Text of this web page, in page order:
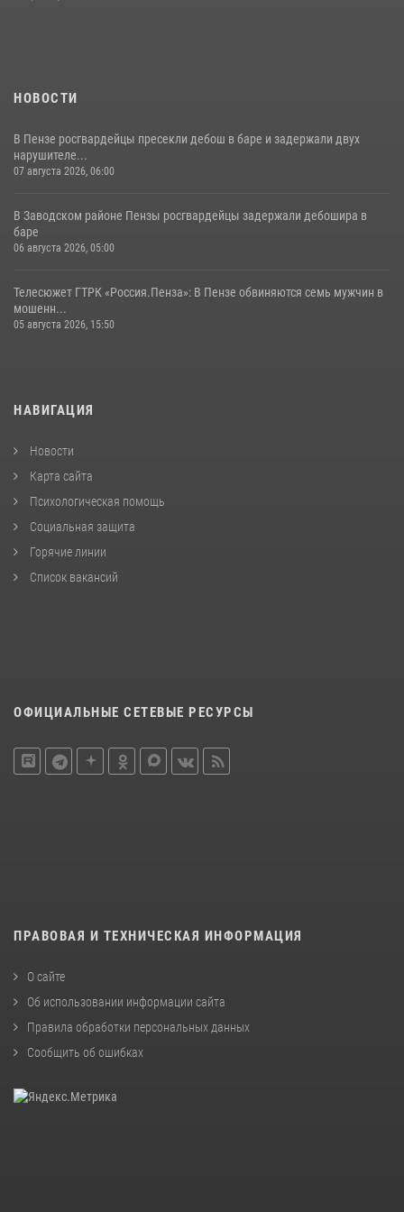
НОВОСТИ
В Пензе росгвардейцы пресекли дебош в баре и задержали двух
нарушителе...
07 августа 2026, 06:00
В Заводском районе Пензы росгвардейцы задержали дебошира в
баре
06 августа 2026, 05:00
Телесюжет ГТРК «Россия.Пенза»: В Пензе обвиняются семь мужчин в
мошенн...
05 августа 2026, 15:50
НАВИГАЦИЯ
Новости
Карта сайта
Психологическая помощь
Социальная защита
Горячие линии
Список вакансий
ОФИЦИАЛЬНЫЕ СЕТЕВЫЕ РЕСУРСЫ
ПРАВОВАЯ И ТЕХНИЧЕСКАЯ ИНФОРМАЦИЯ
О сайте
Об использовании информации сайта
Правила обработки персональных данных
Сообщить об ошибках